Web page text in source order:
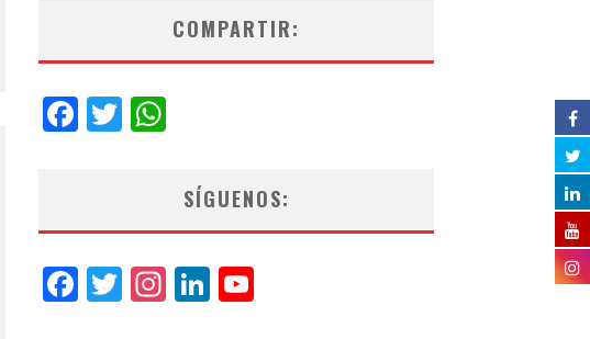
COMPARTIR:
Facebook
Twitter
SÍGUENOS:
Facebook
Twitter
Instagram
LinkedIn